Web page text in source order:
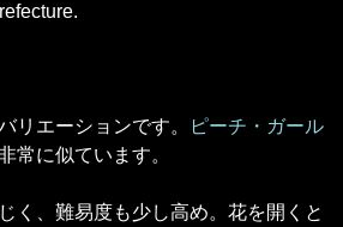
リエーションです。
ピーチ・ガール
常に似ています。
く、難易度も少し高め。花を開くと